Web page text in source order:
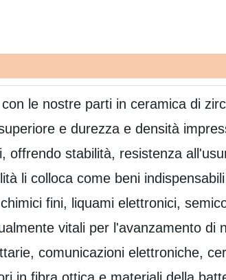
le nostre parti in ceramica di
e durezza e densità
offrendo stabilità, resistenza
li colloca come beni
fini, liquami elettronici,
vitali per l'avanzamento di
comunicazioni elettroniche,